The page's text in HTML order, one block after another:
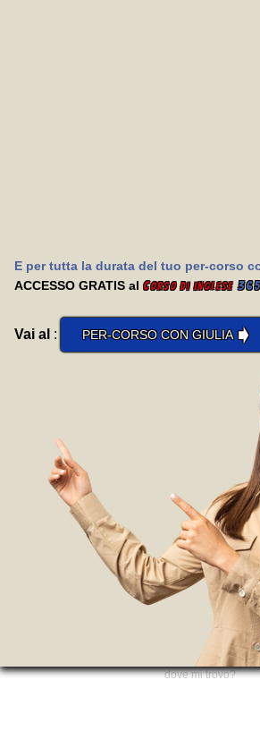
E per tutta la durata del tuo per-corso
ACCESSO GRATIS al Corso di inglese
Vai al : PER-CORSO CON GIULIA➧
dove mi trovo?